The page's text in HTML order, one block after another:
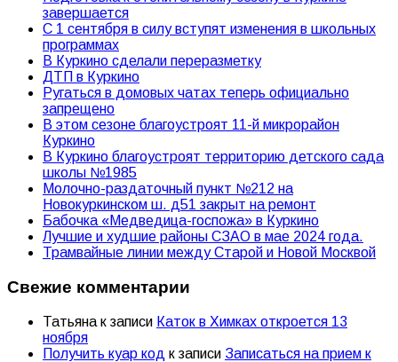
завершается
С 1 сентября в силу вступят изменения в школьных
программах
В Куркино сделали переразметку
ДТП в Куркино
Ругаться в домовых чатах теперь официально
запрещено
В этом сезоне благоустроят 11-й микрорайон
Куркино
В Куркино благоустроят территорию детского сада
школы №1985
Молочно-раздаточный пункт №212 на
Новокуркинском ш. д51 закрыт на ремонт
Бабочка «Медведица-госпожа» в Куркино
Лучшие и худшие районы СЗАО в мае 2024 года.
Трамвайные линии между Старой и Новой Москвой
Свежие комментарии
Татьяна к записи Каток в Химках откроется 13
ноября
Получить куар код к записи Записаться на прием к